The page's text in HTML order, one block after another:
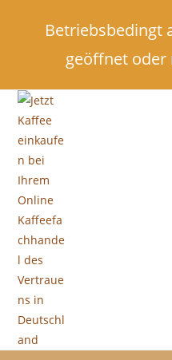
Betriebsbedingt
geöffnet oder